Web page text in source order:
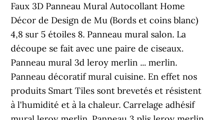
Faux 3D Panneau Mural Autocollant Home
Décor de Design de Mu (Bords et coins blanc)
4,8 sur 5 étoiles 8. Panneau mural salon. La
découpe se fait avec une paire de ciseaux.
Panneau mural 3d leroy merlin ... merlin.
Panneau décoratif mural cuisine. En effet nos
produits Smart Tiles sont brevetés et résistent
à l'humidité et à la chaleur. Carrelage adhésif